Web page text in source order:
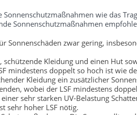
wie das
Sonnenschutzmaßnahmen
Sonnenschäden zwar gering,
Kleidung und einen Hut
mindestens doppelt so hoch ist wie
Kleidung ein zusätzlicher
wobei der LSF mindestens
sehr starken UV-Belastung
sehr hoher LSF nötig.